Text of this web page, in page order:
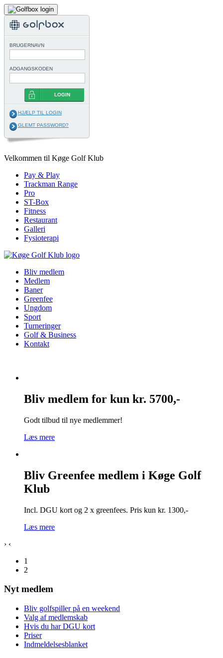
BRUGERNAVN
ADGANGSKODEN
LOGIN
HJÆLP TIL LOGIN
GLEMT PASSWORD?
Velkommen til Køge Golf Klub
Pay & Play
Trackman Range
Pro
ST-Box
Fitness
Restaurant
Galleri
Fysioterapi
Bliv medlem
Medlem
Baner
Greenfee
Ungdom
Sport
Turneringer
Golf & Business
Kontakt
Bliv medlem for kun kr. 5700,-
Godt tilbud til nye medlemmer!
Læs mere
Bliv Greenfee medlem i Køge Golf
Klub
Incl. DGU kort og 2 x greenfees. Pris kun kr. 1300,-
Læs mere
› ‹
1
2
Nyt medlem
Bliv golfspiller på en weekend
Valg af medlemskab
Hvis du har DGU kort
Priser
Indmeldelsesblanket